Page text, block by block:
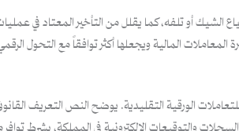
الشيك أو تلفه، كما يقلل من التأخير المعتاد في
المعاملات المالية ويجعلها أكثر توافقاً مع التحول
الورقية التقليدية. يوضح النص التعريف